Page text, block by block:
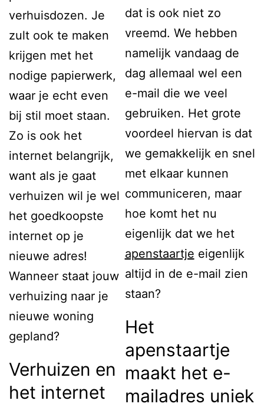
verhuisdozen. Je
zult ook te maken
krijgen met het
nodige papierwerk,
waar je echt even
bij stil moet staan.
Zo is ook het
internet belangrijk,
want als je gaat
verhuizen wil je wel
het goedkoopste
internet op je
nieuwe adres!
Wanneer staat jouw
verhuizing naar je
nieuwe woning
gepland?
Verhuizen en
het internet
dat is ook niet zo
vreemd. We hebben
namelijk vandaag de
dag allemaal wel een
e-mail die we veel
gebruiken. Het grote
voordeel hiervan is dat
we gemakkelijk en snel
met elkaar kunnen
communiceren, maar
hoe komt het nu
eigenlijk dat we het
apenstaartje eigenlijk
altijd in de e-mail zien
staan?
Het
apenstaartje
maakt het e-
mailadres uniek